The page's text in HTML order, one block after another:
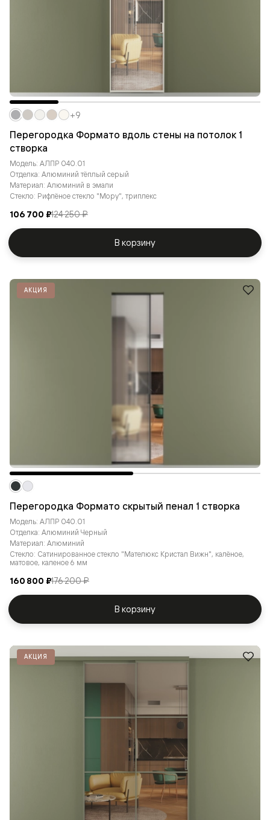
Перегородка Формато вдоль стены на потолок 1
створка
Модель: АЛПР 040.01
Отделка: Алюминий тёплый серый
Материал: Алюминий в эмали
Стекло: Рифлёное стекло "Мору", триплекс
106 700 ₽124 250 ₽
+9
В корзину
АКЦИЯ
Перегородка Формато скрытый пенал 1 створка
Модель: АЛПР 040.01
Отделка: Алюминий Черный
Материал: Алюминий
Стекло: Сатинированное стекло "Мателюкс Кристал Вижн", калёное,
матовое, каленое 6 мм
160 800 ₽176 200 ₽
В корзину
АКЦИЯ